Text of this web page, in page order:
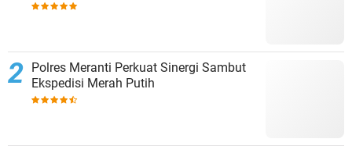
Polres Meranti Perkuat Sinergi Sambut
Ekspedisi Merah Putih